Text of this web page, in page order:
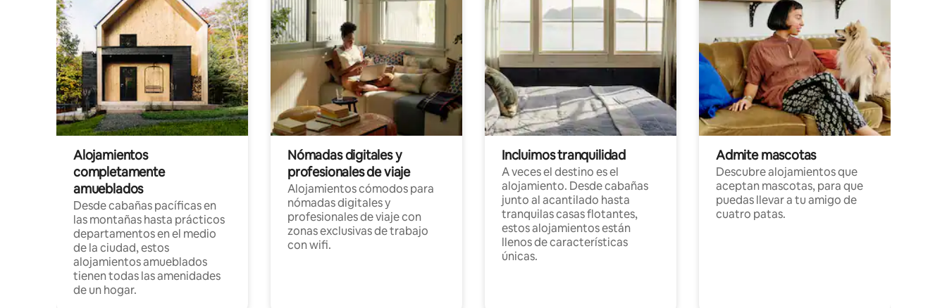
Alojamientos
completamente
amueblados
Desde cabañas pacíficas en
las montañas hasta prácticos
departamentos en el medio
de la ciudad, estos
alojamientos amueblados
tienen todas las amenidades
de un hogar.
Nómadas digitales y
profesionales de viaje
Alojamientos cómodos para
nómadas digitales y
profesionales de viaje con
zonas exclusivas de trabajo
con wifi.
Incluimos tranquilidad
A veces el destino es el
alojamiento. Desde cabañas
junto al acantilado hasta
tranquilas casas flotantes,
estos alojamientos están
llenos de características
únicas.
Admite mascotas
Descubre alojamientos que
aceptan mascotas, para que
puedas llevar a tu amigo de
cuatro patas.